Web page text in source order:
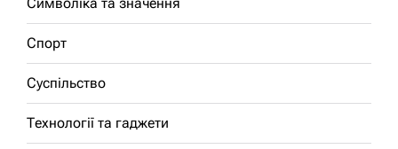
Спорт
Суспільство
Технології та гаджети